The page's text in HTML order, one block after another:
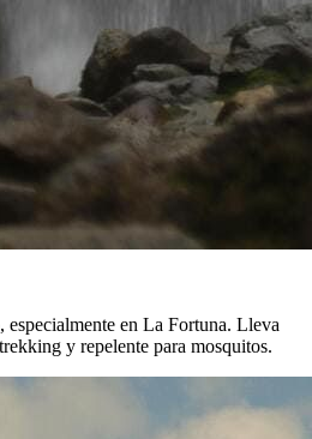
en La Fortuna. Lleva
y repelente para mosquitos.